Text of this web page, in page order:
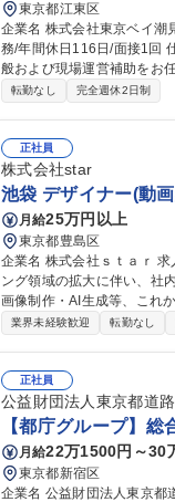
東京都江東区
企業名 株式会社東京ベイ潮見ホテルマネジメント 求人名 東京
務/年間休日116日/面接1回 仕事の内容 水辺の宿場町をコンセプトとするホテルにて、レストランサービス業務全
般および現場運営補助をお任せいたします 【具体的な仕事内容】 ■朝食
補充、テーブルリセット ■
（インチャージ）】ホテル
転勤なし 完全週休2日制
正社員
株式会社star
池袋 デザイナー(動
月給25万円以上
東京都豊島区
企業名 株式会社ｓｔａｒ 求人名 池袋■デザイナー（動画編集・画像制作・AI生成） 仕事の内容 広告・マーケティ
ング領域の拡大に伴い、社
画像制作・AI生成等、これから需
広告動画の編集（SNS・
ビジュアル制作、プロン
募集職種 池袋■デザイナー
業界未経験歓迎 転勤なし
正社員
公益財団法人東京都道
【都庁グループ】
月給22万1500円～30
東京都新宿区
企業名 公益財団法人東京都道路整備保全公社 求人名 【都庁グルー